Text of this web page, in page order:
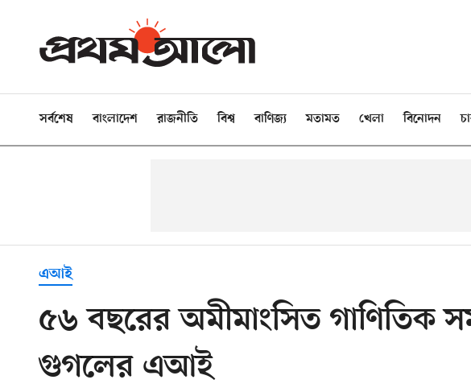
সর্বশেষ বাংলাদেশ রাজনীতি বিশ্ব বাণিজ্য মতামত খেলা বিনোদন
এআই
৫৬ বছরের অমীমাংসিত গাণিতিক
গুগলের এআই